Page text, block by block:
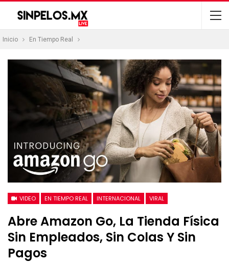
Inicio En Tiempo Real
VIDEO EN TIEMPO REAL INTERNACIONAL VIRAL
Abre Amazon Go, La Tienda Física
Sin Empleados, Sin Colas Y Sin
Pagos